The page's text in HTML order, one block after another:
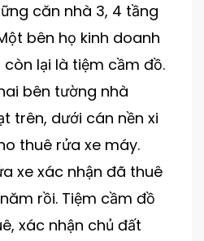
căn nhà 3, 4 tầng
bên họ kinh doanh
lại là tiệm cầm đồ.
bên tường nhà
trên, dưới cán nền xi
thuê rửa xe máy.
xe xác nhận đã thuê
rồi. Tiệm cầm đồ
xác nhận chủ đất